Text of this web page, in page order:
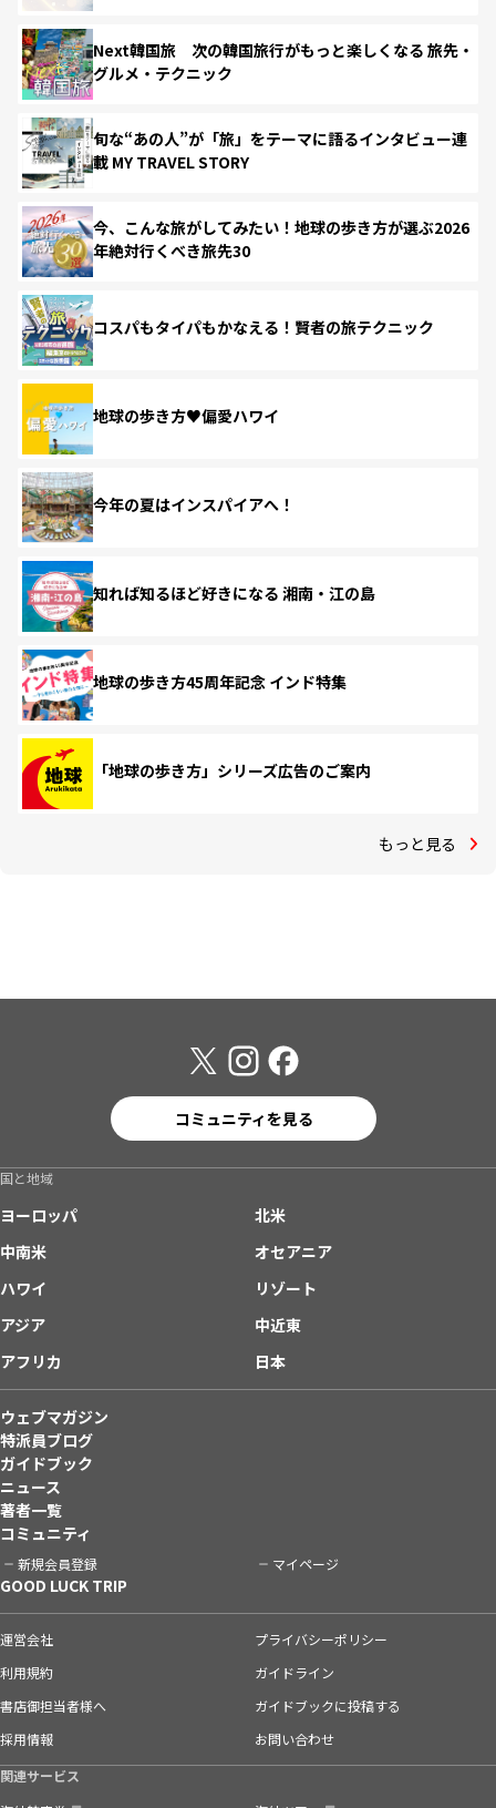
Next韓国旅 次の韓国旅行がもっと楽しくなる 旅先・
グルメ・テクニック
旬な“あの人”が「旅」をテーマに語るインタビュー連
載 MY TRAVEL STORY
今、こんな旅がしてみたい！地球の歩き方が選ぶ2026
年絶対行くべき旅先30
コスパもタイパもかなえる！賢者の旅テクニック
地球の歩き方♥偏愛ハワイ
今年の夏はインスパイアへ！
知れば知るほど好きになる 湘南・江の島
地球の歩き方45周年記念 インド特集
「地球の歩き方」シリーズ広告のご案内
もっと見る
コミュニティを見る
国と地域
ヨーロッパ
北米
中南米
オセアニア
ハワイ
リゾート
アジア
中近東
アフリカ
日本
ウェブマガジン
特派員ブログ
ガイドブック
ニュース
著者一覧
コミュニティ
新規会員登録 マイページ
GOOD LUCK TRIP
運営会社
プライバシーポリシー
利用規約
ガイドライン
書店御担当者様へ
ガイドブックに投稿する
採用情報
お問い合わせ
関連サービス